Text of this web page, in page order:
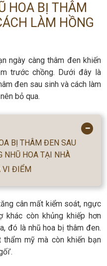
HOA BỊ THÂM
LÀM HỒNG
ngày càng thâm đen khiến
trước chồng. Dưới đây là
đen sau sinh và cách làm
bỏ qua.
−
BỊ THÂM ĐEN SAU
NHŨ HOA TẠI NHÀ
VI ĐIỂM
cân mất kiểm soát, ngực
còn khủng khiếp hơn
đó là nhũ hoa bị thâm đen.
mỹ mà còn khiến bạn